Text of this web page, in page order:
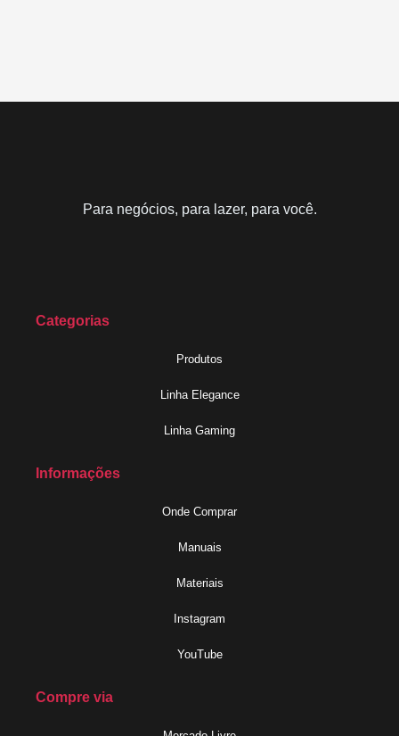
Para negócios, para lazer, para você.
Categorias
Produtos
Linha Elegance
Linha Gaming
Informações
Onde Comprar
Manuais
Materiais
Instagram
YouTube
Compre via